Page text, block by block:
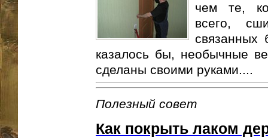
чем те,
всего,
связанных
казалось бы, необычные
сделаны своими руками....
Полезный совет
Как покрыть лаком